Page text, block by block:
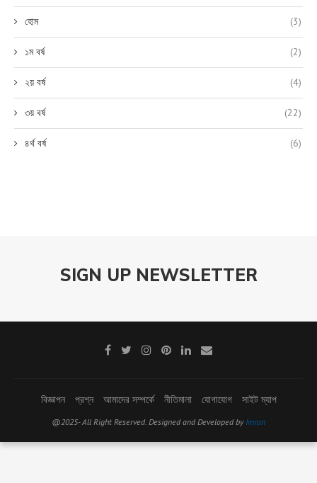
হোম (3)
১ম বর্ষ (2)
২য় বর্ষ (4)
৩য় বর্ষ (22)
৪র্থ বর্ষ (6)
SIGN UP NEWSLETTER
বিজ্ঞাপন প্রশ্ন আমাদের সম্পর্কে নীতিমালা যোগাযোগ সাইট ম্যাপ
@2025- All Right Reserved. Designed and Developed by Imran